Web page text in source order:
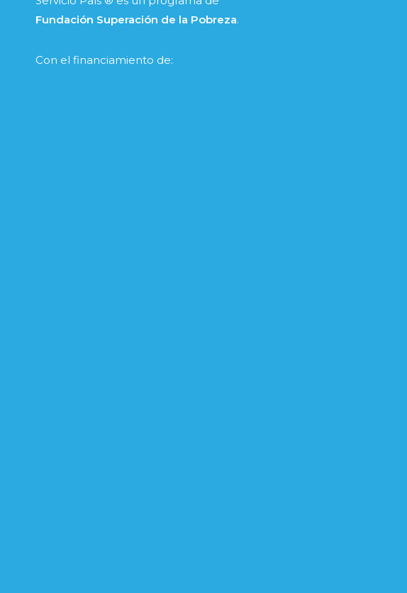
Fundación Superación de la Pobreza.
Con el financiamiento de: